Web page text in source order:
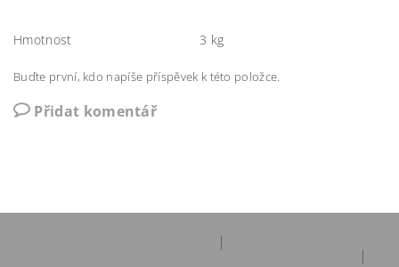
Hmotnost 3 kg
Buďte první, kdo napíše příspěvek k této položce.
Přidat komentář
|
Chalupa Amálka ubytování a pronájem chalupy Jizerské hory |